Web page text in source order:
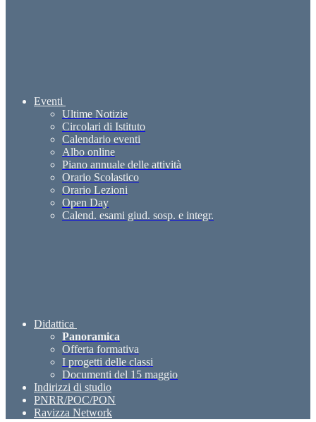
Eventi
Ultime Notizie
Circolari di Istituto
Calendario eventi
Albo online
Piano annuale delle attività
Orario Scolastico
Orario Lezioni
Open Day
Calend. esami giud. sosp. e integr.
Didattica
Panoramica
Offerta formativa
I progetti delle classi
Documenti del 15 maggio
Indirizzi di studio
PNRR/POC/PON
Ravizza Network